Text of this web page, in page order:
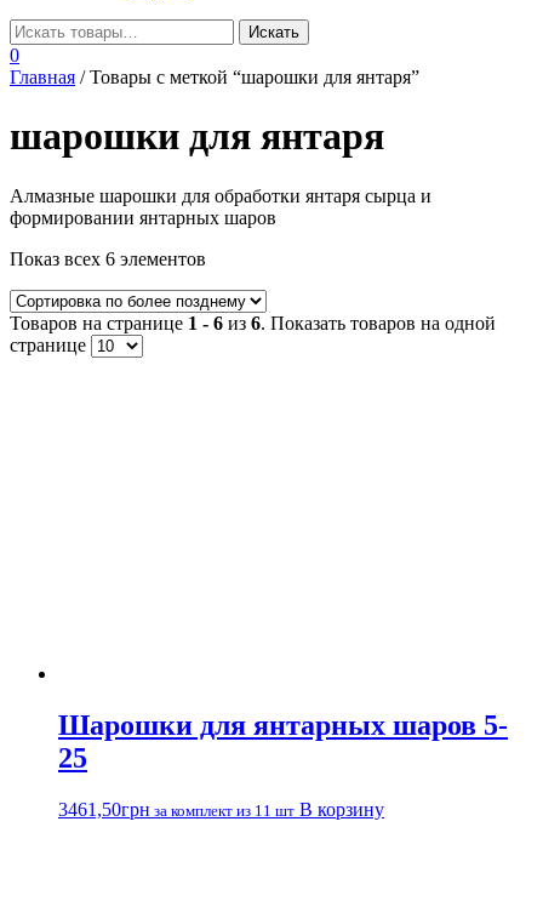
0
Главная / Товары с меткой “шарошки для янтаря”
шарошки для янтаря
Алмазные шарошки для обработки янтаря сырца и
формировании янтарных шаров
Показ всех 6 элементов
Товаров на странице 1 - 6 из 6. Показать товаров на одной
странице
Шарошки для янтарных шаров 5-
25
3461,50грн за комплект из 11 шт В корзину